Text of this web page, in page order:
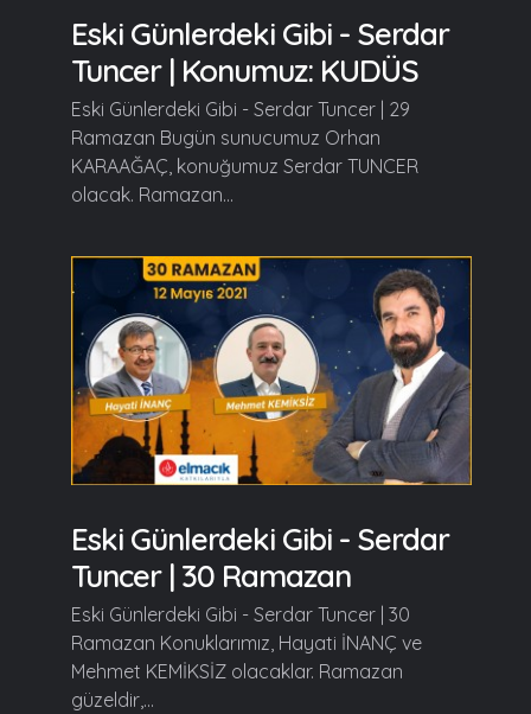
Eski Günlerdeki Gibi - Serdar
Tuncer | Konumuz: KUDÜS
Eski Günlerdeki Gibi - Serdar Tuncer | 29
Ramazan Bugün sunucumuz Orhan
KARAAĞAÇ, konuğumuz Serdar TUNCER
olacak. Ramazan...
Eski Günlerdeki Gibi - Serdar
Tuncer | 30 Ramazan
Eski Günlerdeki Gibi - Serdar Tuncer | 30
Ramazan Konuklarımız, Hayati İNANÇ ve
Mehmet KEMİKSİZ olacaklar. Ramazan
güzeldir,...